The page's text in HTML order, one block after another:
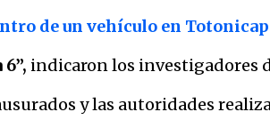
de un vehículo en
indicaron los investigadores
y las autoridades